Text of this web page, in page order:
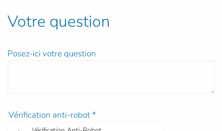
Votre question
Posez-ici votre question
Vérification anti-robot*